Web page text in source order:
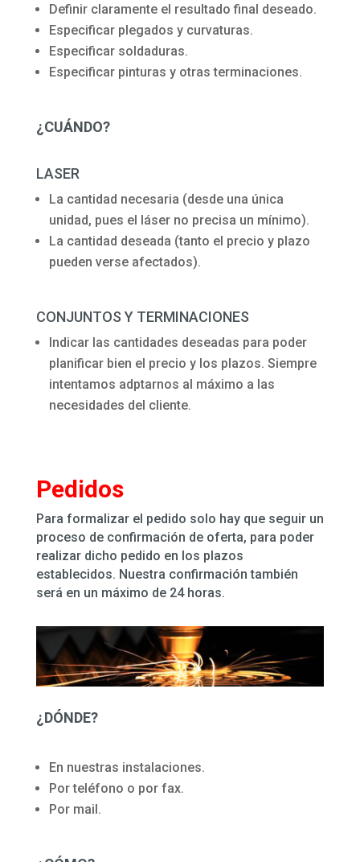
Definir claramente el resultado final deseado.
Especificar plegados y curvaturas.
Especificar soldaduras.
Especificar pinturas y otras terminaciones.
¿CUÁNDO?
LASER
La cantidad necesaria (desde una única
unidad, pues el láser no precisa un mínimo).
La cantidad deseada (tanto el precio y plazo
pueden verse afectados).
CONJUNTOS Y TERMINACIONES
Indicar las cantidades deseadas para poder
planificar bien el precio y los plazos. Siempre
intentamos adptarnos al máximo a las
necesidades del cliente.
Pedidos
Para formalizar el pedido solo hay que seguir un
proceso de confirmación de oferta, para poder
realizar dicho pedido en los plazos
establecidos. Nuestra confirmación también
será en un máximo de 24 horas.
¿DÓNDE?
En nuestras instalaciones.
Por teléfono o por fax.
Por mail.